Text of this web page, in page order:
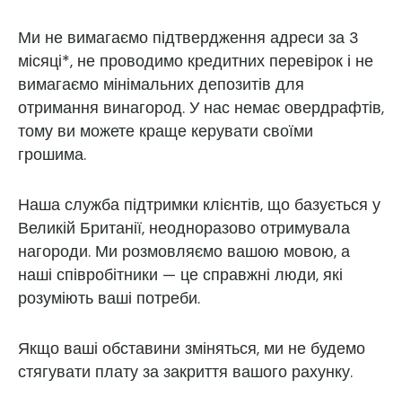
Ми не вимагаємо підтвердження адреси за 3
місяці*, не проводимо кредитних перевірок і не
вимагаємо мінімальних депозитів для
отримання винагород. У нас немає овердрафтів,
тому ви можете краще керувати своїми
грошима.
Наша служба підтримки клієнтів, що базується у
Великій Британії, неодноразово отримувала
нагороди. Ми розмовляємо вашою мовою, а
наші співробітники — це справжні люди, які
розуміють ваші потреби.
Якщо ваші обставини зміняться, ми не будемо
стягувати плату за закриття вашого рахунку.